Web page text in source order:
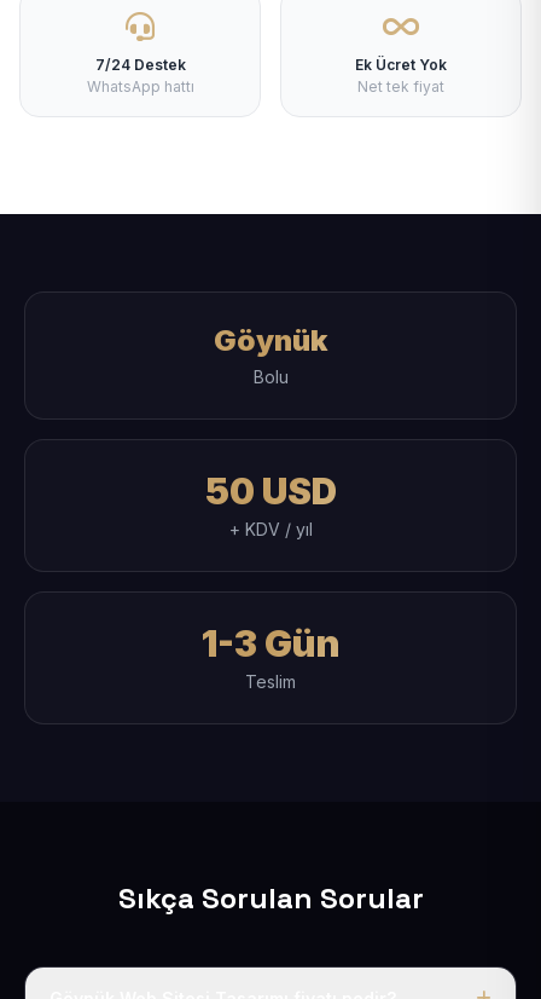
7/24 Destek
WhatsApp hattı
Ek Ücret Yok
Net tek fiyat
Göynük
Bolu
50 USD
+ KDV / yıl
1-3 Gün
Teslim
Sıkça Sorulan Sorular